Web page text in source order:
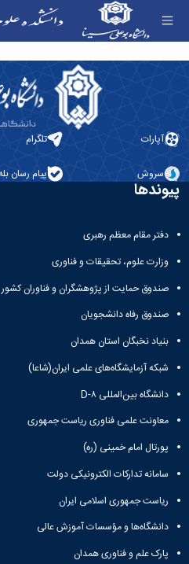
ریاست
آلبوم
عکس
تماس
سازمان
دانشکده
معاونت
آموزشی
معاونت
پژوهشی
معاونت
تکمیلی
نشریات
آپارات تلگرام
سروش پیام رسان
پیوندها
دفتر مقام معظم رهبری
وزارت علوم، تحقیقات و فناوری
صندوق حمایت از پژوهشگران و فناوران کشور
صندوق رفاه دانشجویان
بنیاد نخبگان استان همدان
شبکه آزمایشگاه‌های علمی ایران(شاعا)
دانشگاه بین‌المللی D-۸
معاونت علمی فناوری ریاست جمهوری
پورتال امام خمینی (ره)
سامانه تدارکات الکترونیکی دولت
ریاست جمهوری اسلامی ایران
دانشگاه‌ها و مؤسسات آموزش عالی
پارک علم و فناوری همدان